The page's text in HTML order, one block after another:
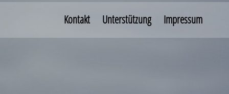
Kontakt Unterstützung Impressum